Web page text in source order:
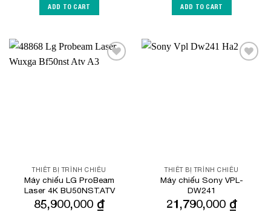
ADD TO CART ADD TO CART
THIẾT BỊ TRÌNH CHIẾU
Máy chiếu LG ProBeam
Laser 4K BU50NST.ATV
85,900,000 ₫
THIẾT BỊ TRÌNH CHIẾU
Máy chiếu Sony VPL-
DW241
21,790,000 ₫